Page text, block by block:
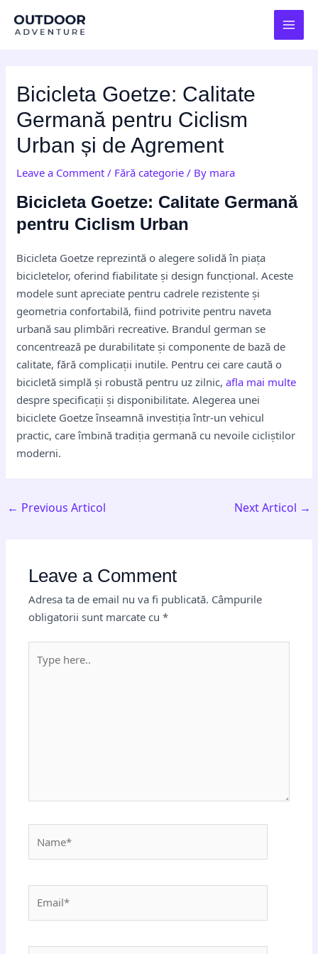
Bicicleta Goetze: Calitate
Germană pentru Ciclism
Urban și de Agrement
Leave a Comment / Fără categorie / By mara
Bicicleta Goetze: Calitate Germană
pentru Ciclism Urban
Bicicleta Goetze reprezintă o alegere solidă în piața
bicicletelor, oferind fiabilitate și design funcțional. Aceste
modele sunt apreciate pentru cadrele rezistente și
geometria confortabilă, fiind potrivite pentru naveta
urbană sau plimbări recreative. Brandul german se
concentrează pe durabilitate și componente de bază de
calitate, fără complicații inutile. Pentru cei care caută o
bicicletă simplă și robustă pentru uz zilnic,afla mai multe
despre specificații și disponibilitate. Alegerea unei
biciclete Goetze înseamnă investiția într-un vehicul
practic, care îmbină tradiția germană cu nevoile cicliștilor
moderni.
navigation
← Previous Articol Next Articol →
Leave a Comment
Adresa ta de email nu va fi publicată. Câmpurile
obligatorii sunt marcate cu*
here..